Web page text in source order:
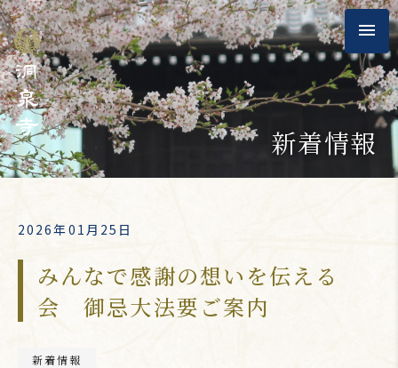
新着情報
2026年01月25日
みんなで感謝の想いを伝える
会 御忌大法要ご案内
新着情報